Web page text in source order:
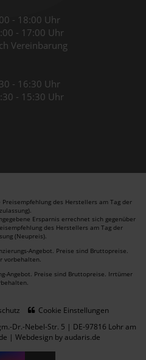
- 18:00 Uhr
Uhr
- 16:30 Uhr
Uhr
des Herstellers am Tag der
Ersparnis errechnet sich gegenüber
des Herstellers am Tag der
(Neupreis).
Angebot. Preise sind Bruttopreise.
vorbehalten.
Angebot. Preise sind Bruttopreise. Irrtümer
Cookie Einstellungen
Dr.-Nebel-Str. 5 | DE-97816 Lohr am
| Webdesign by audaris.de